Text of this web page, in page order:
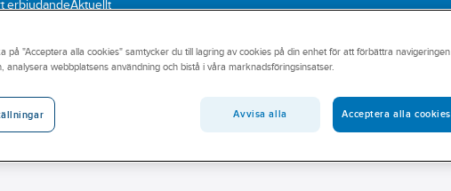
erbjudandeAktuellt
Grå
på "Acceptera alla cookies" samtycker du till lagring av cookies på din enhet för att förbättra navigeringen
analysera webbplatsens användning och bistå i våra marknadsföringsinsatser.
Avvisa alla Acceptera alla cookies